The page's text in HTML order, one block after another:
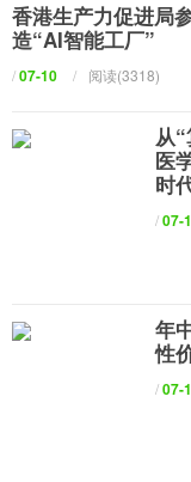
香港生产力促进局
造“AI智能工厂”
/07-10 / 阅读(3318)
从
医
时
/07-
年
性价
/07-